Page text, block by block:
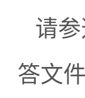
请参
答文